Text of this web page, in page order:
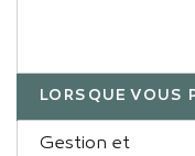
LORSQUE VOUS
Gestion et